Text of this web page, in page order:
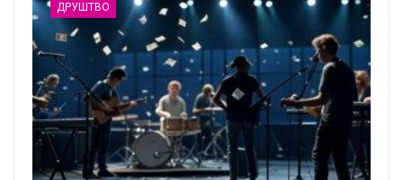
ДРУШТВО